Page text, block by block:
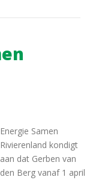
Energie Samen
Rivierenland kondigt
aan dat Gerben van
den Berg vanaf 1 april